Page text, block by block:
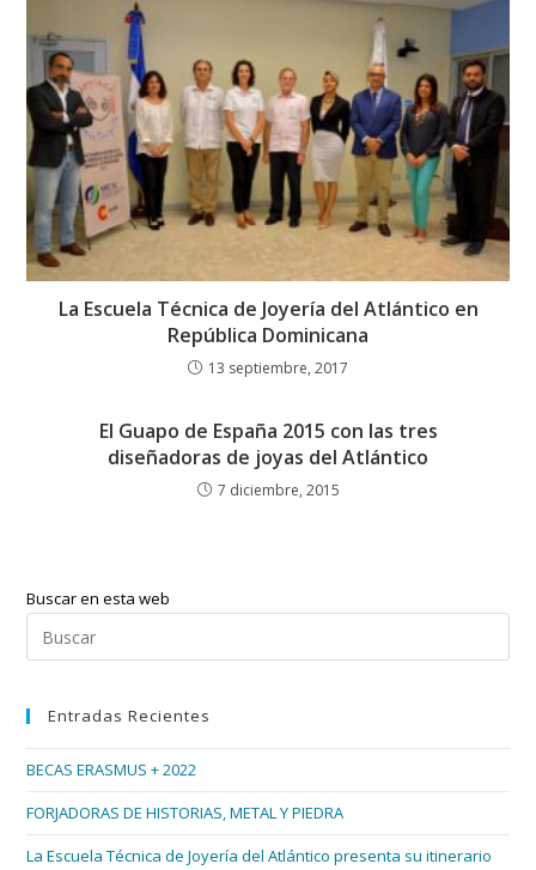
La Escuela Técnica de Joyería del Atlántico en
República Dominicana
13 septiembre, 2017
El Guapo de España 2015 con las tres
diseñadoras de joyas del Atlántico
7 diciembre, 2015
Buscar en esta web
Entradas Recientes
BECAS ERASMUS + 2022
FORJADORAS DE HISTORIAS, METAL Y PIEDRA
La Escuela Técnica de Joyería del Atlántico presenta su itinerario